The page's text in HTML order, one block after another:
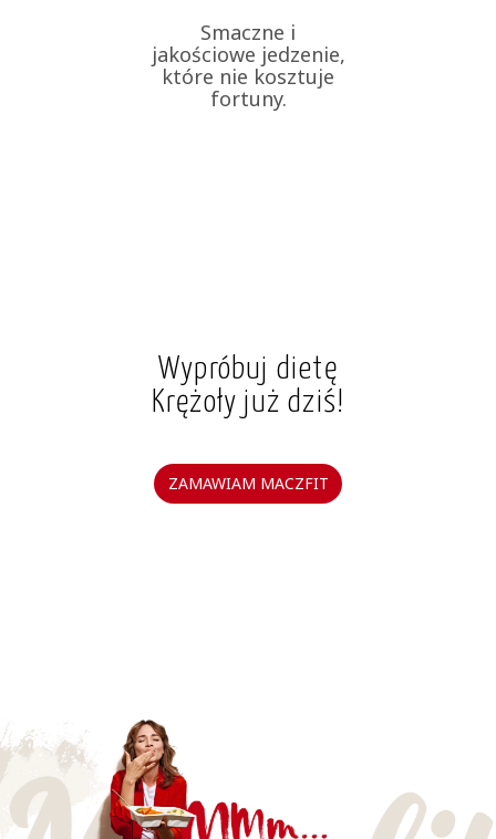
Smaczne i
jakościowe jedzenie,
które nie kosztuje
fortuny.
Wypróbuj dietę
Krężoły już dziś!
ZAMAWIAM MACZFIT